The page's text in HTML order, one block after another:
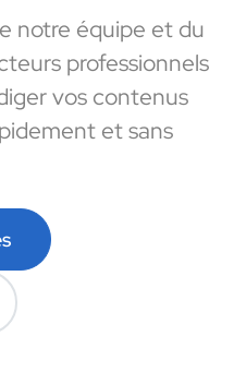
notre équipe et du
professionnels
vos contenus
et sans